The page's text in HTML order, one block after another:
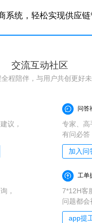
系统，轻松实现供应链
交流互动社区
程陪伴，与用户共创更好
议，
问答
专家、高
有问必答
加入问
，
工单
7*12H客
问题都会
app提